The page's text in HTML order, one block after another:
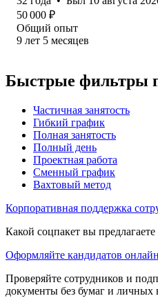
50 000 ₽
Общий опыт
9 лет 5 месяцев
Быстрые фильтры
Частичная занятость
Гибкий график
Полная занятость
Полный день
Проектная работа
Сменный график
Вахтовый метод
Корпоративная поддержка
Какой соцпакет вы
Оформляйте кандидатов онлайн
Проверяйте сотрудников и
документы без бумаг и личных